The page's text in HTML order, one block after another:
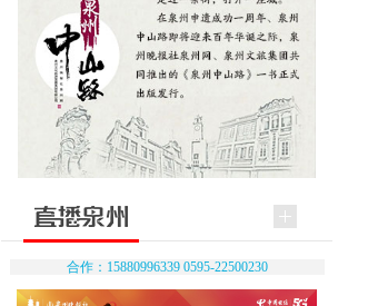
合作：15880996339 0595-22500230